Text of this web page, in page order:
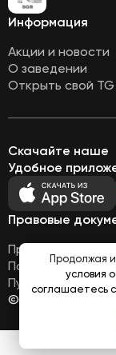
Информация
Акции и новости
О заведении
Открыть свой TG
Скачайте наше
Удобное
Правовые
Правовая
Политика
Публичная
© Все права
Продолжая
условия
соглашаетесь